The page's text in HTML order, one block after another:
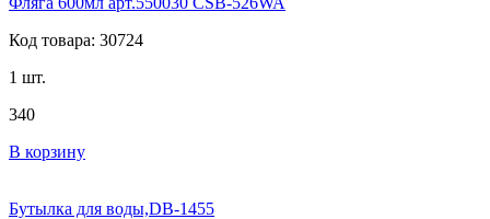
Код товара: 30724
1 шт.
340
В корзину
Бутылка для воды,DB-1455